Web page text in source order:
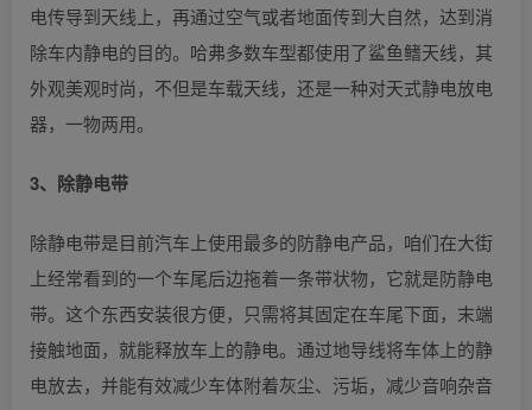
电传导到天线上，再通过空气或者地面传到大自然，达到消
除车内静电的目的。哈弗多数车型都使用了鲨鱼鳍天线，其
外观美观时尚，不但是车载天线，还是一种对天式静电放电
器，一物两用。
3、除静电带
除静电带是目前汽车上使用最多的防静电产品，咱们在大街
上经常看到的一个车尾后边拖着一条带状物，它就是防静电
带。这个东西安装很方便，只需将其固定在车尾下面，末端
接触地面，就能释放车上的静电。通过地导线将车体上的静
电放去，并能有效减少车体附着灰尘、污垢，减少音响杂音